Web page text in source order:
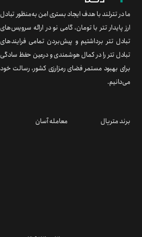
ما در تترلند با هدف ایجاد بستری امن به‌منظور تبادل
ارز پایدار تتر با تومان، گامی نو در ارائه سرویس‌های
تبادل تتر برداشتیم و پیش‌بردن تمامی فرایندهای
تبادل تتر را در کمال هوشمندی و درعین حفظ سادگی
برای بهبود مستمر فضای رمزارزی کشور، رسالت خود
می‌دانیم.
برند متریال معامله آسان